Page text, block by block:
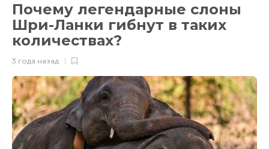
Почему легендарные слоны
Шри-Ланки гибнут в таких
количествах?
3 года назад